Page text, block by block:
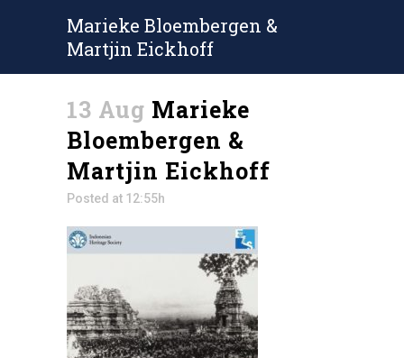
Marieke Bloembergen &
Martjin Eickhoff
13 Aug Marieke
Bloembergen &
Martjin Eickhoff
Posted at 12:55h